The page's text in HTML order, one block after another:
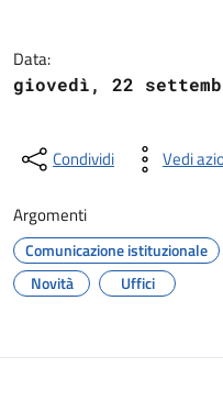
Data:
giovedì, 22
Condividi Vedi
Argomenti
Comunicazione istituzionale
Novità
Uffici